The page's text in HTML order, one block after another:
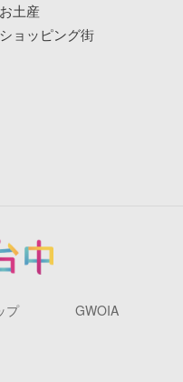
お土産
ショッピング街
プ GWOIA